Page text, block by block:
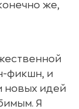
же,
фикшн, и
новых идей
Я